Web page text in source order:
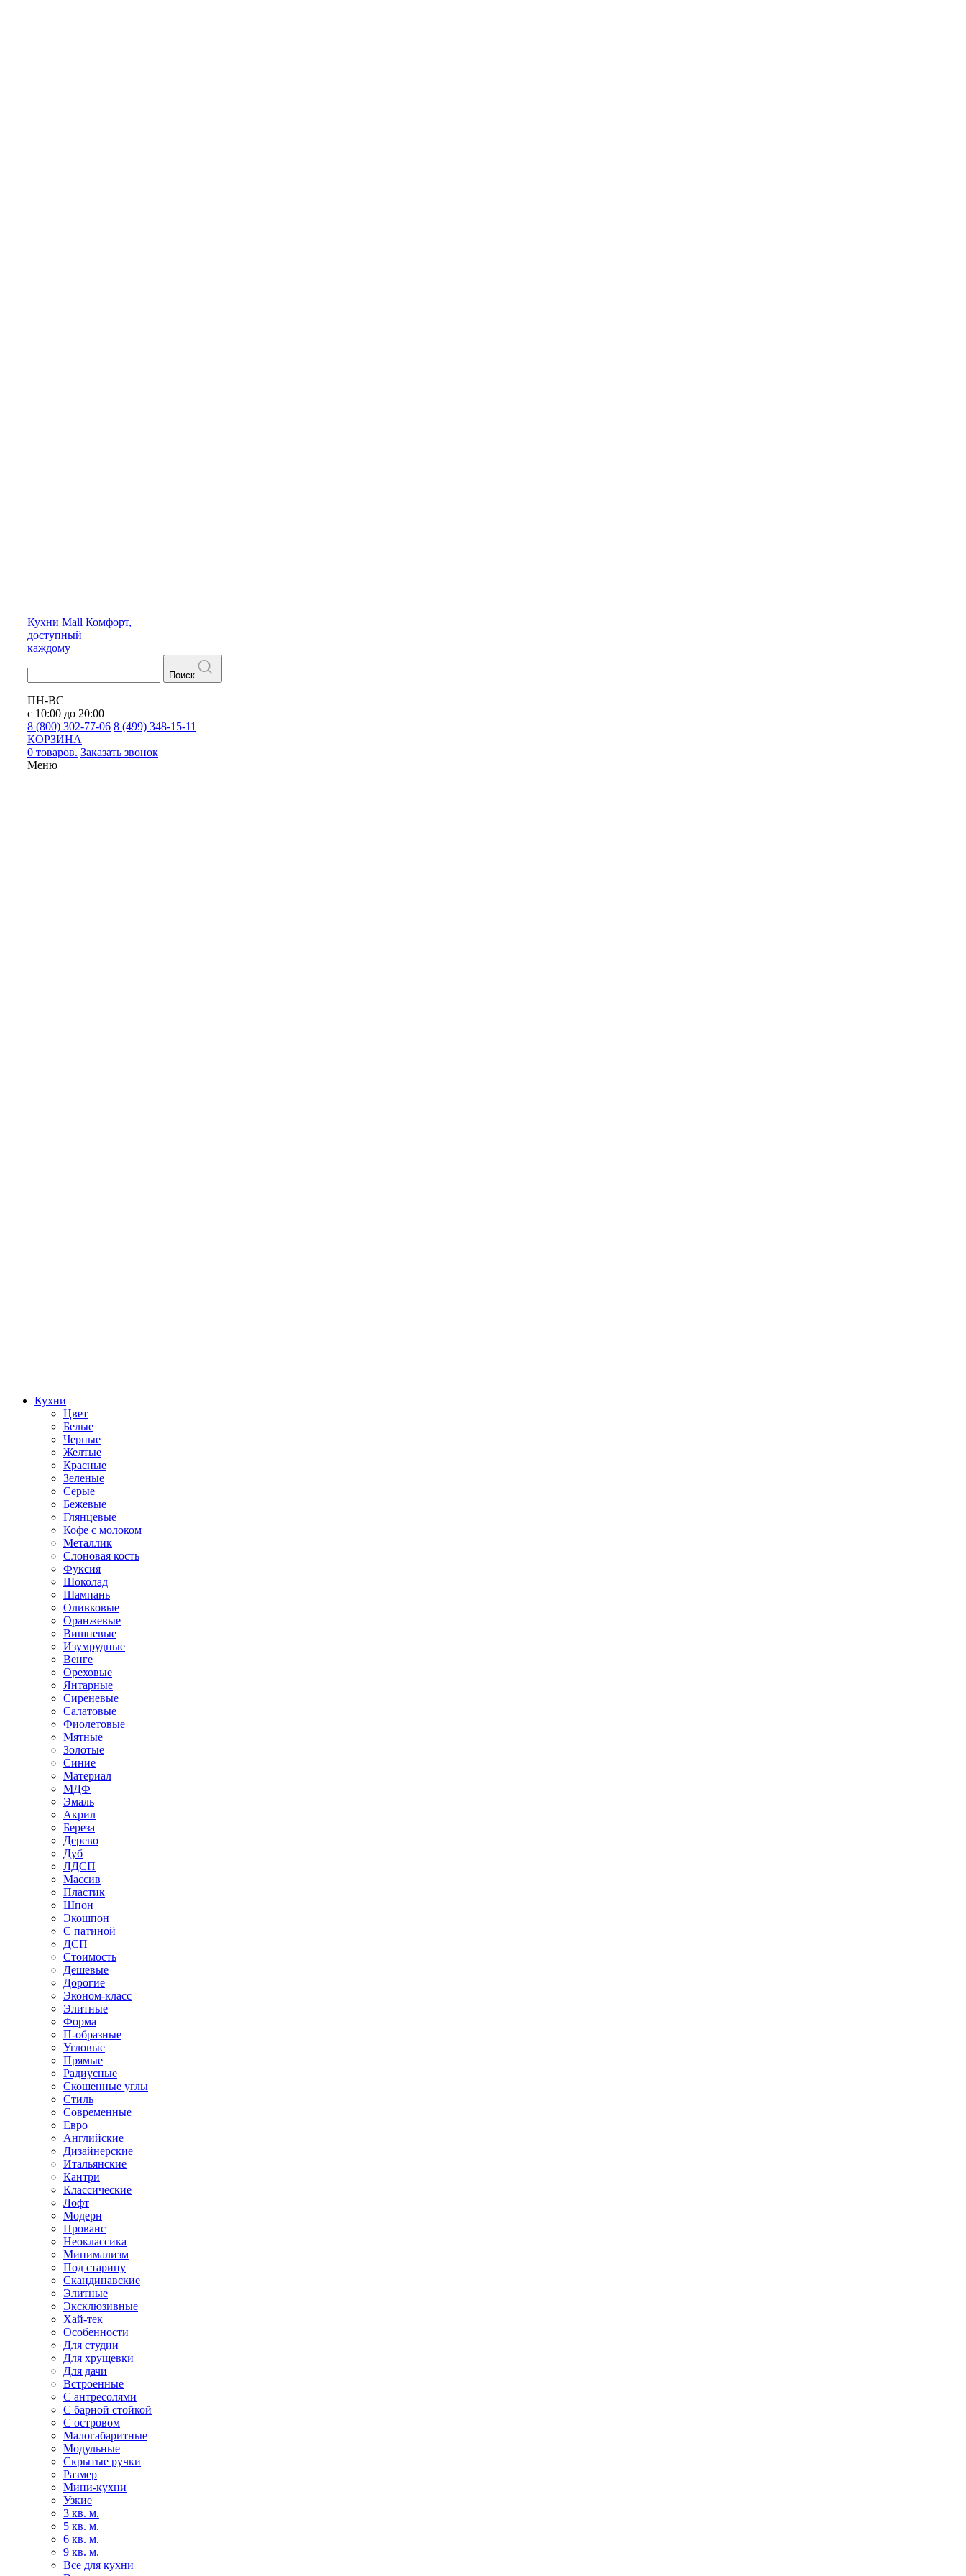
Кухни Mall Комфорт,
доступный
каждому
Поиск
ПН-ВС
с 10:00 до 20:00
8 (800) 302-77-06 8 (499) 348-15-11
КОРЗИНА
0 товаров. Заказать звонок
Меню
Кухни
Цвет
Белые
Черные
Желтые
Красные
Зеленые
Серые
Бежевые
Глянцевые
Кофе с молоком
Металлик
Слоновая кость
Фуксия
Шоколад
Шампань
Оливковые
Оранжевые
Вишневые
Изумрудные
Венге
Ореховые
Янтарные
Сиреневые
Салатовые
Фиолетовые
Мятные
Золотые
Синие
Материал
МДФ
Эмаль
Акрил
Береза
Дерево
Дуб
ЛДСП
Массив
Пластик
Шпон
Экошпон
С патиной
ДСП
Стоимость
Дешевые
Дорогие
Эконом-класс
Элитные
Форма
П-образные
Угловые
Прямые
Радиусные
Скошенные углы
Стиль
Современные
Евро
Английские
Дизайнерские
Итальянские
Кантри
Классические
Лофт
Модерн
Прованс
Неоклассика
Минимализм
Под старину
Скандинавские
Элитные
Эксклюзивные
Хай-тек
Особенности
Для студии
Для хрущевки
Для дачи
Встроенные
С антресолями
С барной стойкой
С островом
Малогабаритные
Модульные
Скрытые ручки
Размер
Мини-кухни
Узкие
3 кв. м.
5 кв. м.
6 кв. м.
9 кв. м.
Все для кухни